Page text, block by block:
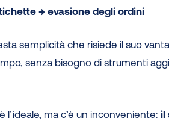
→ evasione degli ordini
semplicità che risiede il suo
senza bisogno di strumenti
l’ideale, ma c’è un inconveniente:il